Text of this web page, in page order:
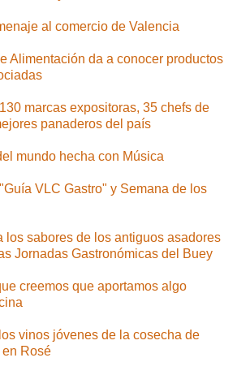
al comercio de Valencia
Alimentación da a conocer productos
marcas expositoras, 35 chefs de
panaderos del país
mundo hecha con Música
VLC Gastro" y Semana de los
los sabores de los antiguos asadores
Jornadas Gastronómicas del Buey
creemos que aportamos algo
vinos jóvenes de la cosecha de
Rosé